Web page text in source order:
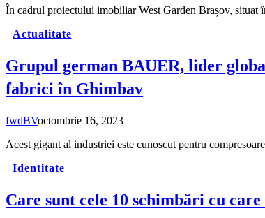
În cadrul proiectului imobiliar West Garden Brașov,
Actualitate
Grupul german BAUER, lider
fabrici în Ghimbav
fwdBVoctombrie 16, 2023
Acest gigant al industriei este cunoscut pentru
Identitate
Care sunt cele 10 schimbări cu